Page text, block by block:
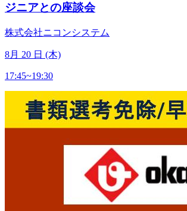
ジニアとの座談会
株式会社ニコンシステム
8月 20 日 (木)
17:45~19:30